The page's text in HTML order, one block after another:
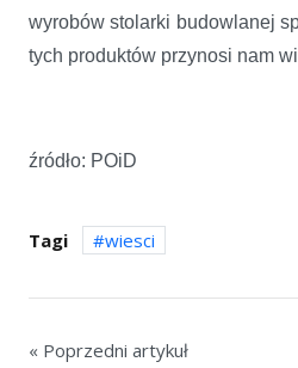
wyrobów stolarki budowlanej
tych produktów przynosi nam
źródło: POiD
Tagi wiesci
« Poprzedni artykuł